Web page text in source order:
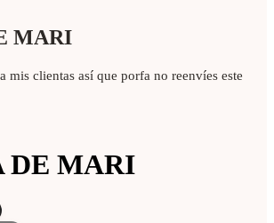
MARI
mis clientas así que porfa no reenvíes este
DE MARI